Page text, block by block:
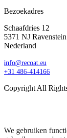
Bezoekadres
Schaafdries 12
5371 NJ Ravenstein
Nederland
info@recoat.eu
+31 486-414166
Copyright All
We gebruiken